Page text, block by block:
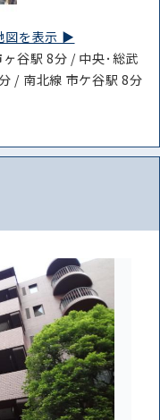
図を表示 ▶︎
谷駅 8分 / 中央･総武
/ 南北線 市ケ谷駅 8分